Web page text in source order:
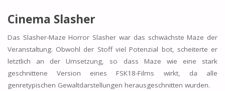
Cinema Slasher
Das Slasher-Maze Horror Slasher war das schwächste Maze der
Veranstaltung. Obwohl der Stoff viel Potenzial bot, scheiterte er
letztlich an der Umsetzung, so dass Maze wie eine stark
geschnittene Version eines FSK18-Films wirkt, da alle
genretypischen Gewaltdarstellungen herausgeschnitten wurden.